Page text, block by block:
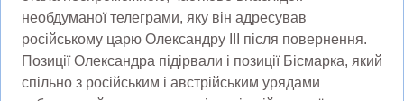
необдуманої телеграми, яку він адресував
російському царю Олександру III після повернення.
Позиції Олександра підірвали і позиції Бісмарка, який
спільно з російським і австрійським урядами